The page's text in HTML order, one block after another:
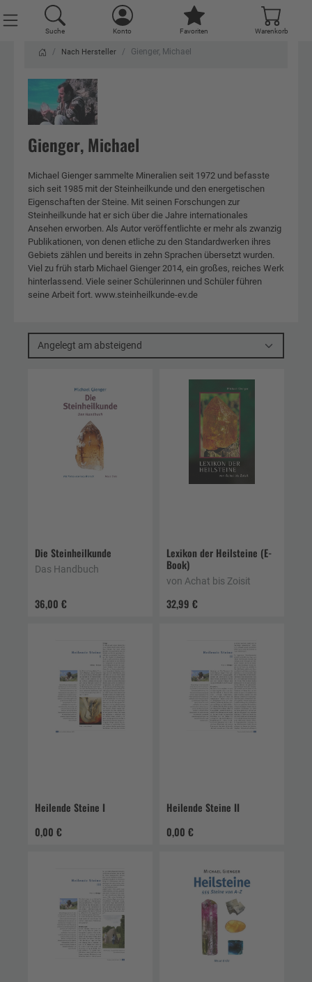
Suche Konto Favoriten Warenkorb
Nach Hersteller Gienger, Michael
Gienger, Michael
Michael Gienger sammelte Mineralien seit 1972 und befasste
sich seit 1985 mit der Steinheilkunde und den energetischen
Eigenschaften der Steine. Mit seinen Forschungen zur
Steinheilkunde hat er sich über die Jahre internationales
Ansehen erworben. Als Autor veröffentlichte er mehr als zwanzig
Publikationen, von denen etliche zu den Standardwerken ihres
Gebiets zählen und bereits in zehn Sprachen übersetzt wurden.
Viel zu früh starb Michael Gienger 2014, ein großes, reiches Werk
hinterlassend. Viele seiner Schülerinnen und Schüler führen
seine Arbeit fort. www.steinheilkunde-ev.de
Angelegt am absteigend
Die Steinheilkunde
36,00 €
Das Handbuch
Lexikon der Heilsteine (E-
Book)
32,99 €
von Achat bis Zoisit
Heilende Steine I
0,00 €
Heilende Steine II
0,00 €